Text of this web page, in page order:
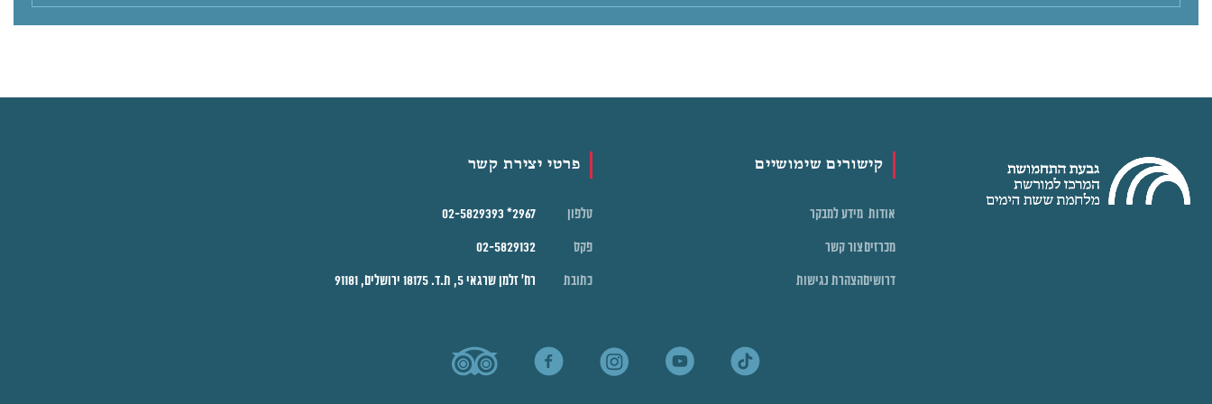
קישורים שימושיים
אודות
מכרזים
דרושים
מידע למבקר
צור קשר
הצהרת נגישות
פרטי יצירת קשר
טלפון
פקס
כתובת
רח' זלמן שרגאי 5, ת.ד. 18175 ירושלים, 91181